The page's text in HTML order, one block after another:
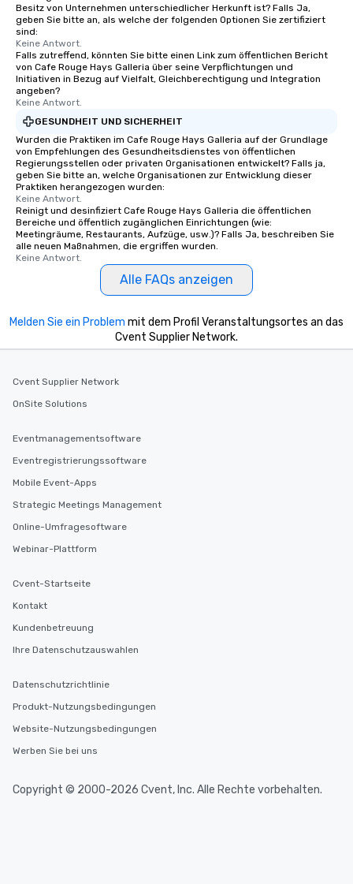
Besitz von Unternehmen unterschiedlicher Herkunft ist? Falls Ja,
geben Sie bitte an, als welche der folgenden Optionen Sie zertifiziert
sind:
Keine Antwort.
Falls zutreffend, könnten Sie bitte einen Link zum öffentlichen Bericht
von Cafe Rouge Hays Galleria über seine Verpflichtungen und
Initiativen in Bezug auf Vielfalt, Gleichberechtigung und Integration
angeben?
Keine Antwort.
GESUNDHEIT UND SICHERHEIT
Wurden die Praktiken im Cafe Rouge Hays Galleria auf der Grundlage
von Empfehlungen des Gesundheitsdienstes von öffentlichen
Regierungsstellen oder privaten Organisationen entwickelt? Falls ja,
geben Sie bitte an, welche Organisationen zur Entwicklung dieser
Praktiken herangezogen wurden:
Keine Antwort.
Reinigt und desinfiziert Cafe Rouge Hays Galleria die öffentlichen
Bereiche und öffentlich zugänglichen Einrichtungen (wie:
Meetingräume, Restaurants, Aufzüge, usw.)? Falls Ja, beschreiben Sie
alle neuen Maßnahmen, die ergriffen wurden.
Keine Antwort.
Alle FAQs anzeigen
Melden Sie ein Problem mit dem Profil Veranstaltungsortes an das
Cvent Supplier Network.
Cvent Supplier Network
OnSite Solutions
Eventmanagementsoftware
Eventregistrierungssoftware
Mobile Event-Apps
Strategic Meetings Management
Online-Umfragesoftware
Webinar-Plattform
Cvent-Startseite
Kontakt
Kundenbetreuung
Ihre Datenschutzauswahlen
Datenschutzrichtlinie
Produkt-Nutzungsbedingungen
Website-Nutzungsbedingungen
Werben Sie bei uns
Copyright © 2000-2026 Cvent, Inc. Alle Rechte vorbehalten.